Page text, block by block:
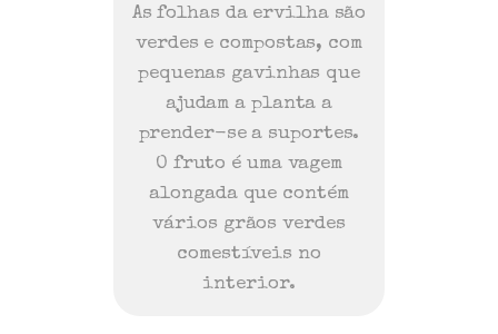
As folhas da ervilha são
verdes e compostas, com
pequenas gavinhas que
ajudam a planta a
prender-se a suportes.
O fruto é uma vagem
alongada que contém
vários grãos verdes
comestíveis no
interior.